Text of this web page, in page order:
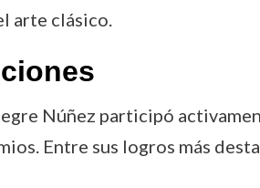
arte clásico.
Núñez participó
Entre sus logros más